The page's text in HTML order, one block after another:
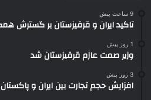
9 ساعت پیش
تاکید ایران و قرقیزستان بر گسترش
1 روز پیش
وزیر صمت عازم قرقیزستان شد
3 روز پیش
افزایش حجم تجارت بین ایران و پاکستان به رقم ۱۰